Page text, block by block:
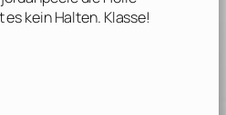
kein Halten. Klasse!